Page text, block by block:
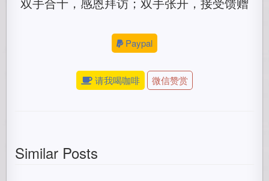
Paypal
请我喝咖啡 微信赞赏
Similar Posts